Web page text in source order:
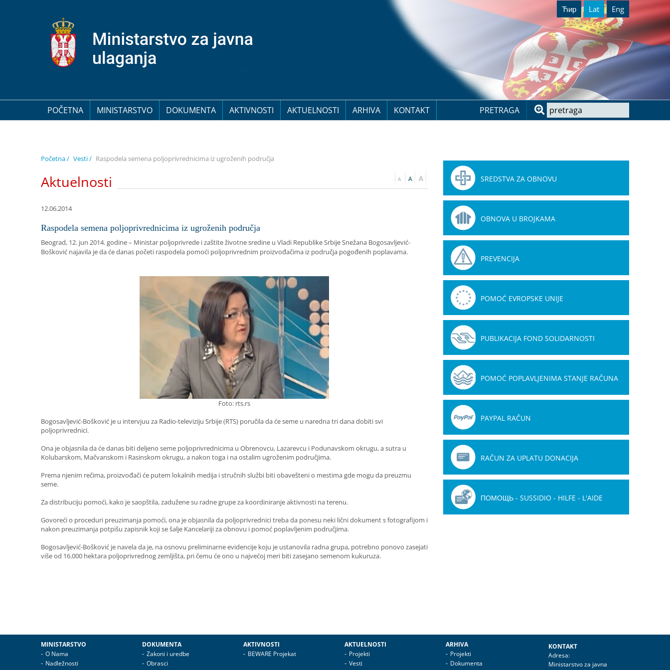
Ћир Lat Eng
POČETNA MINISTARSTVO DOKUMENTA AKTIVNOSTI AKTUELNOSTI ARHIVA KONTAKT PRETRAGA
Početna / Vesti / Raspodela semena poljoprivrednicima iz ugroženih područja
Aktuelnosti
12.06.2014
Raspodela semena poljoprivrednicima iz ugroženih područja
Beograd, 12. jun 2014. godine – Ministar poljoprivrede i zaštite životne sredine u Vladi Republike Srbije Snežana Bogosavljević-
Bošković najavila je da će danas početi raspodela pomoći poljoprivrednim proizvođačima iz područja pogođenih poplavama.
Foto: rts.rs
Bogosavljević-Bošković je u intervjuu za Radio-televiziju Srbije (RTS) poručila da će seme u naredna tri dana dobiti svi
poljoprivrednici.
Ona je objasnila da će danas biti deljeno seme poljoprivrednicima u Obrenovcu, Lazarevcu i Podunavskom okrugu, a sutra u
Kolubarskom, Mačvanskom i Rasinskom okrugu, a nakon toga i na ostalim ugroženim područjima.
Prema njenim rečima, proizvođači će putem lokalnih medija i stručnih službi biti obavešteni o mestima gde mogu da preuzmu
seme.
Za distribuciju pomoći, kako je saopštila, zadužene su radne grupe za koordiniranje aktivnosti na terenu.
Govoreći o proceduri preuzimanja pomoći, ona je objasnila da poljoprivrednici treba da ponesu neki lični dokument s fotografijom i
nakon preuzimanja potpišu zapisnik koji se šalje Kancelariji za obnovu i pomoć poplavljenim područjima.
Bogosavljević-Bošković je navela da je, na osnovu preliminarne evidencije koju je ustanovila radna grupa, potrebno ponovo zasejati
više od 16.000 hektara poljoprivrednog zemljišta, pri čemu će ono u najvećoj meri biti zasejano semenom kukuruza.
SREDSTVA ZA OBNOVU
OBNOVA U BROJKAMA
PREVENCIJA
POMOĆ EVROPSKE UNIJE
PUBLIKACIJA FOND SOLIDARNOSTI
POMOĆ POPLAVLJENIMA STANJE RAČUNA
PAYPAL RAČUN
RAČUN ZA UPLATU DONACIJA
ПОМОЩЬ - SUSSIDIO - HILFE - L'AIDE
MINISTARSTVO
O Nama
Nadležnosti
DOKUMENTA
Zakoni i uredbe
Obrasci
AKTIVNOSTI
BEWARE Projekat
AKTUELNOSTI
Projekti
Vesti
ARHIVA
Projekti
Dokumenta
KONTAKT
Adresa:
Ministarstvo za javna